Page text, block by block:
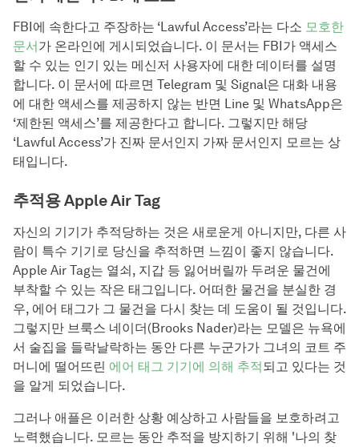
FBI에 속한다고 주장하는 ‘Lawful Access’라는 다소 모호한
문서가 온라인에 게시되었습니다. 이 문서는 FBI가 액세스
할 수 있는 인기 있는 메신저 사용자에 대한 데이터를 설명
합니다. 이 문서에 따르면 Telegram 및 Signal은 대화 내용
에 대한 액세스를 제공하지 않는 반면 Line 및 WhatsApp은
‘제한된 액세스’를 제공한다고 합니다. 그렇지만 해당
‘Lawful Access’가 진짜 문서인지 가짜 문서인지 모르는 상
태입니다.
추적용 Apple Air Tag
자신의 기기가 추적당하는 것은 새로운게 아니지만, 다른 사
람이 특수 기기로 당신을 추적하면 느낌이 좋지 않습니다.
Apple Air Tag는 열쇠, 지갑 등 잃어버릴까 두려운 물건에
부착할 수 있는 작은 태그입니다. 어떠한 물건을 분실한 경
우, 에어 태그가 그 물건을 다시 찾는 데 도움이 될 것입니다.
그렇지만 브룩스 네이더(Brooks Nader)라는 모델은 뉴욕에
서 술집을 들락날락하는 동안 다른 누군가가 그녀의 코트 주
머니에 떨어뜨린 에어 태그 기기에 의해 추적되고 있다는 것
을 알게 되었습니다.
그러나 애플은 이러한 상황 예상하고 사람들을 보호하려고
노력했습니다. 모르는 동안 추적을 방지하기 위해 '나의 찾